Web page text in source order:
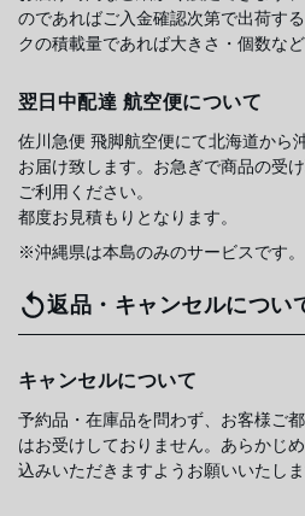
のであればご入金確認次第で出荷す
クの積載量であれば大きさ・個数な
翌日中配達 航空便について
佐川急便 飛脚航空便にて北海道から
お届け致します。お急ぎで商品の受
ご利用ください。
都度お見積もりとなります。
※沖縄県は本島のみのサービスです。
返品・キャンセルについ
キャンセルについて
予約品・在庫品を問わず、お客様ご
はお受けしておりません。あらかじ
込みいただきますようお願いいたしま